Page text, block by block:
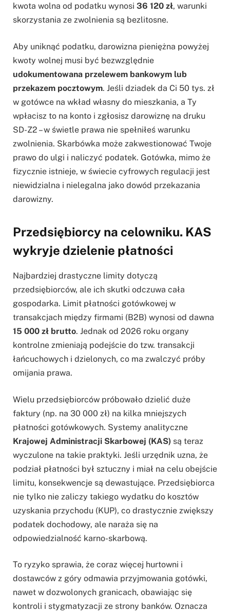
kwota wolna od podatku wynosi 36 120 zł, warunki
skorzystania ze zwolnienia są bezlitosne.
Aby uniknąć podatku, darowizna pieniężna powyżej
kwoty wolnej musi być bezwzględnie
udokumentowana przelewem bankowym lub
przekazem pocztowym. Jeśli dziadek da Ci 50 tys. zł
w gotówce na wkład własny do mieszkania, a Ty
wpłacisz to na konto i zgłosisz darowiznę na druku
SD-Z2 – w świetle prawa nie spełniłeś warunku
zwolnienia. Skarbówka może zakwestionować Twoje
prawo do ulgi i naliczyć podatek. Gotówka, mimo że
fizycznie istnieje, w świecie cyfrowych regulacji jest
niewidzialna i nielegalna jako dowód przekazania
darowizny.
Przedsiębiorcy na celowniku. KAS
wykryje dzielenie płatności
Najbardziej drastyczne limity dotyczą
przedsiębiorców, ale ich skutki odczuwa cała
gospodarka. Limit płatności gotówkowej w
transakcjach między firmami (B2B) wynosi od dawna
15 000 zł brutto. Jednak od 2026 roku organy
kontrolne zmieniają podejście do tzw. transakcji
łańcuchowych i dzielonych, co ma zwalczyć próby
omijania prawa.
Wielu przedsiębiorców próbowało dzielić duże
faktury (np. na 30 000 zł) na kilka mniejszych
płatności gotówkowych. Systemy analityczne
Krajowej Administracji Skarbowej (KAS) są teraz
wyczulone na takie praktyki. Jeśli urzędnik uzna, że
podział płatności był sztuczny i miał na celu obejście
limitu, konsekwencje są dewastujące. Przedsiębiorca
nie tylko nie zaliczy takiego wydatku do kosztów
uzyskania przychodu (KUP), co drastycznie zwiększy
podatek dochodowy, ale naraża się na
odpowiedzialność karno-skarbową.
To ryzyko sprawia, że coraz więcej hurtowni i
dostawców z góry odmawia przyjmowania gotówki,
nawet w dozwolonych granicach, obawiając się
kontroli i stygmatyzacji ze strony banków. Oznacza